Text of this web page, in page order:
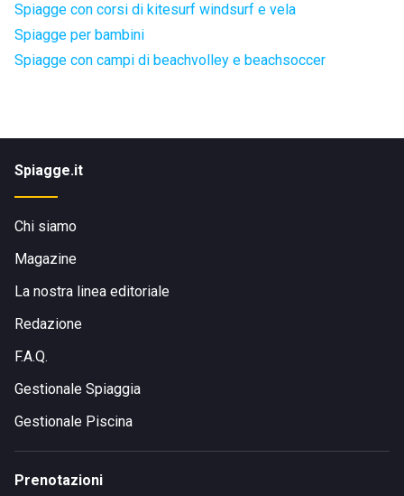
Spiagge con corsi di kitesurf windsurf e vela
Spiagge per bambini
Spiagge con campi di beachvolley e beachsoccer
Spiagge.it
Chi siamo
Magazine
La nostra linea editoriale
Redazione
F.A.Q.
Gestionale Spiaggia
Gestionale Piscina
Prenotazioni